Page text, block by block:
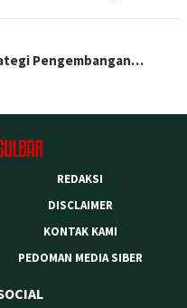
Pengembangan…
REDAKSI
DISCLAIMER
KONTAK KAMI
PEDOMAN MEDIA SIBER